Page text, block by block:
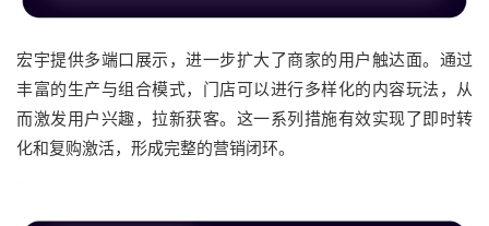
宏宇提供多端口展示，进一步扩大了商家的用户触达面。通过
丰富的生产与组合模式，门店可以进行多样化的内容玩法，从
而激发用户兴趣，拉新获客。这一系列措施有效实现了即时转
化和复购激活，形成完整的营销闭环。